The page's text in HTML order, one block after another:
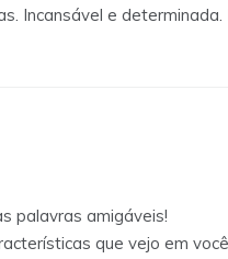
Incansável e determinada.
palavras amigáveis!
que vejo em